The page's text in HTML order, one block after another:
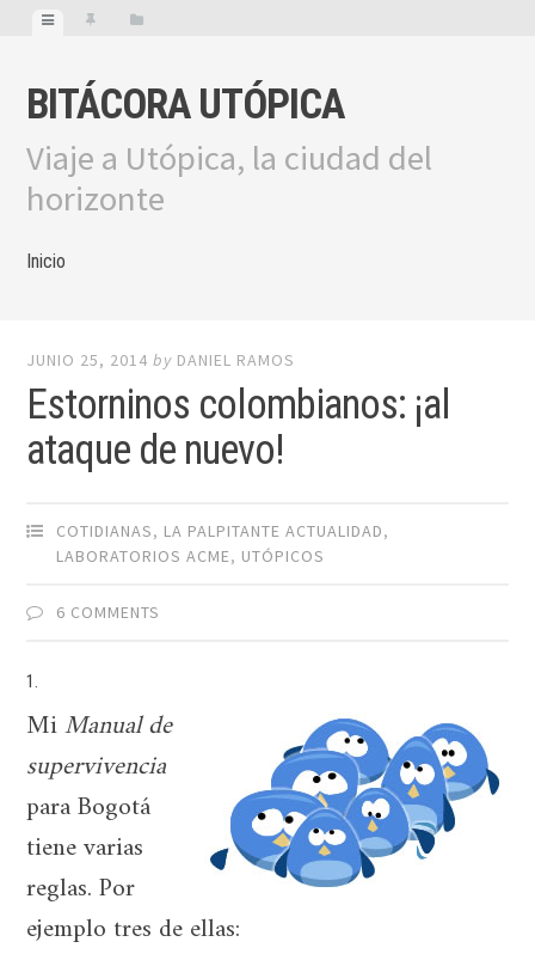
BITÁCORA UTÓPICA
Viaje a Utópica, la ciudad del
horizonte
Inicio
JUNIO 25, 2014 by DANIEL RAMOS
Estorninos colombianos: ¡al
ataque de nuevo!
COTIDIANAS, LA PALPITANTE ACTUALIDAD,
LABORATORIOS ACME, UTÓPICOS
6 COMMENTS
1.
MiManual de
supervivencia
para Bogotá
tiene varias
reglas. Por
ejemplo tres de ellas: